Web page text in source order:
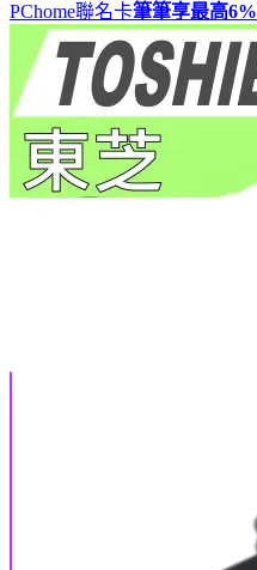
PChome聯名卡筆筆享最高6%